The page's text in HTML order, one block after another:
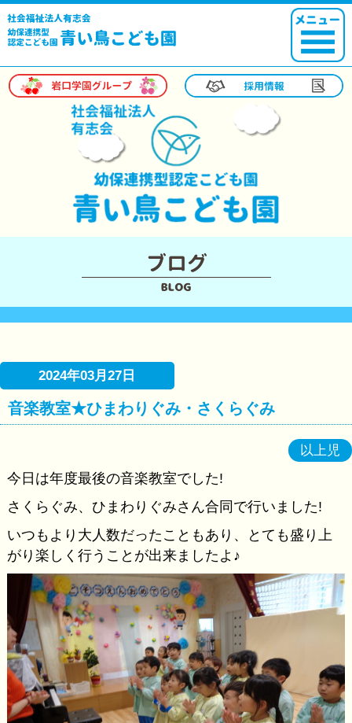
2024年03月27日
音楽教室★ひまわりぐみ・さくらぐみ
以上児
今日は年度最後の音楽教室でした!
さくらぐみ、ひまわりぐみさん合同で行いました!
いつもより大人数だったこともあり、とても盛り上
がり楽しく行うことが出来ましたよ♪